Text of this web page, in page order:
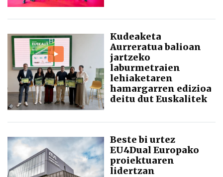
Kudeaketa
Aurreratua balioan
jartzeko
laburmetraien
lehiaketaren
hamargarren edizioa
deitu dut Euskalitek
Beste bi urtez
EU4Dual Europako
proiektuaren
lidertzan